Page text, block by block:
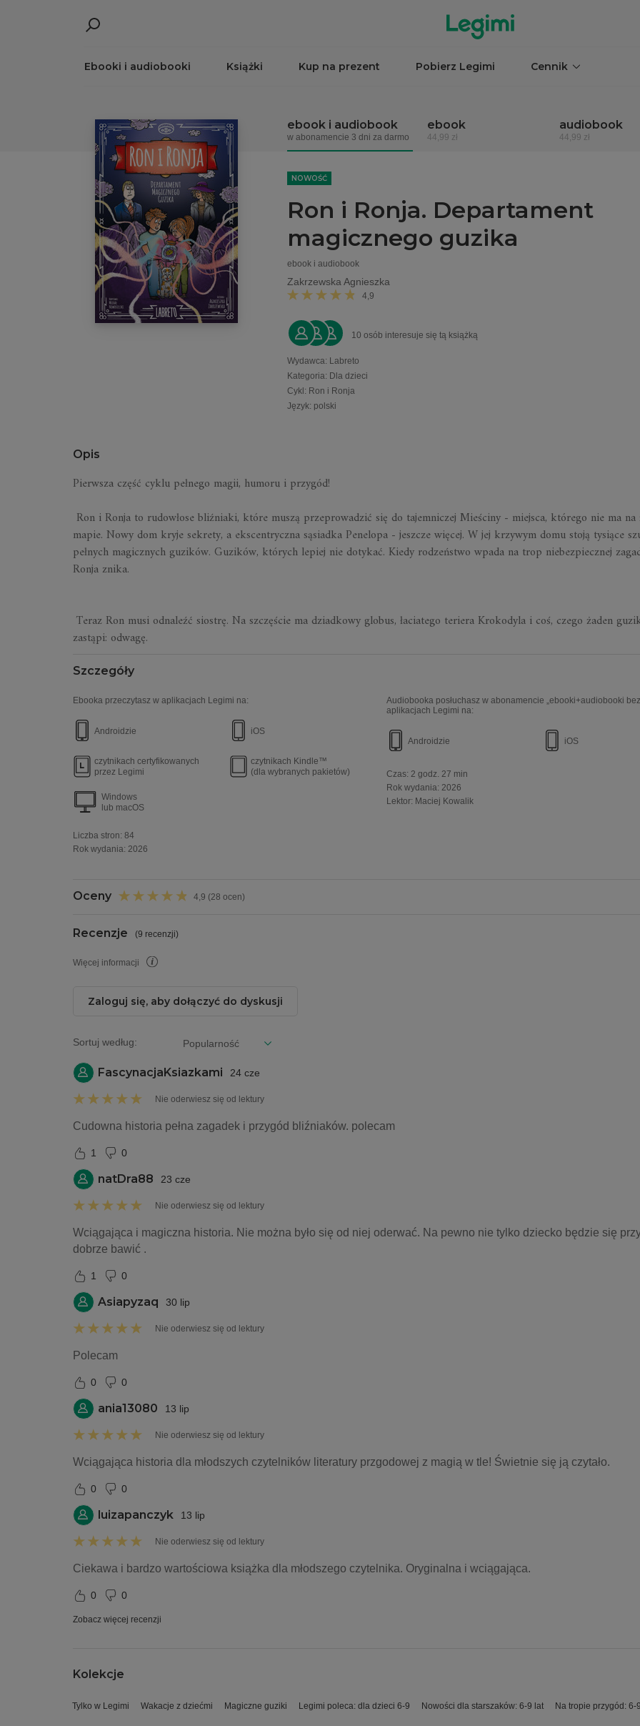
Ebooki i audiobooki Książki Kup na prezent Pobierz Legimi Cennik
ebook i audiobook
w abonamencie 3 dni za darmo
ebook
44,99 zł
audiobook
44,99 zł
NOWOŚĆ
Ron i Ronja. Departament
magicznego guzika
ebook i audiobook
Zakrzewska Agnieszka
4,9
10 osób interesuje się tą książką
Wydawca: Labreto
Kategoria: Dla dzieci
Cykl : Ron i Ronja
Język: polski
Opis
Pierwsza część cyklu pełnego magii, humoru i przygód!
Ron i Ronja to rudowłose bliźniaki, które muszą przeprowadzić się do tajemniczej Mieściny - miejsca, którego nie ma na
mapie. Nowy dom kryje sekrety, a ekscentryczna sąsiadka Penelopa - jeszcze więcej. W jej krzywym domu stoją tysiące
pełnych magicznych guzików. Guzików, których lepiej nie dotykać. Kiedy rodzeństwo wpada na trop niebezpiecznej
Ronja znika.
Teraz Ron musi odnaleźć siostrę. Na szczęście ma dziadkowy globus, łaciatego teriera Krokodyla i coś, czego żaden
zastąpi: odwagę.
Szczegóły
Ebooka przeczytasz w aplikacjach Legimi na:
Androidzie iOS
czytnikach certyfikowanych
przez Legimi
czytnikach Kindle™
(dla wybranych pakietów)
Windows
lub macOS
Liczba stron: 84
Rok wydania: 2026
Audiobooka posłuchasz w abonamencie „ebooki+audiobooki
aplikacjach Legimi na:
Androidzie iOS
Czas: 2 godz. 27 min
Rok wydania: 2026
Lektor: Maciej Kowalik
Oceny 4,9 (28 ocen)
Recenzje (9 recenzji)
Więcej informacji
Zaloguj się, aby dołączyć do dyskusji
Sortuj według:
FascynacjaKsiazkami 24 cze
Nie oderwiesz się od lektury
Cudowna historia pełna zagadek i przygód bliźniaków. polecam
1 0
natDra88 23 cze
Nie oderwiesz się od lektury
Wciągająca i magiczna historia. Nie można było się od niej oderwać. Na pewno nie tylko dziecko będzie się
dobrze bawić .
1 0
Asiapyzaq 30 lip
Nie oderwiesz się od lektury
Polecam
0 0
ania13080 13 lip
Nie oderwiesz się od lektury
Wciągająca historia dla młodszych czytelników literatury przgodowej z magią w tle! Świetnie się ją czytało.
0 0
luizapanczyk 13 lip
Nie oderwiesz się od lektury
Ciekawa i bardzo wartościowa książka dla młodszego czytelnika. Oryginalna i wciągająca.
0 0
Zobacz więcej recenzji
Kolekcje
Tylko w Legimi Wakacje z dziećmi Magiczne guziki Legimi poleca: dla dzieci 6-9 Nowości dla starszaków: 6-9 lat Na tropie przygód: 6-